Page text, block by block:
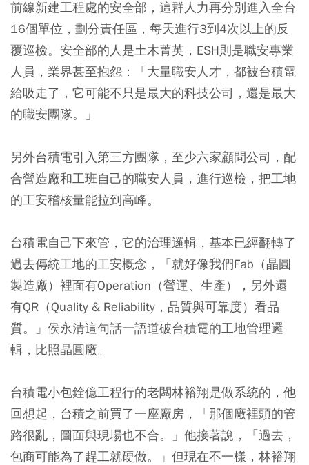
前線新建工程處的安全部，這群人力再分別進入全台
16個單位，劃分責任區，每天進行3到4次以上的反
覆巡檢。安全部的人是土木菁英，ESH則是職安專業
人員，業界甚至抱怨：「大量職安人才，都被台積電
給吸走了，它可能不只是最大的科技公司，還是最大
的職安團隊。」
另外台積電引入第三方團隊，至少六家顧問公司，配
合營造廠和工班自己的職安人員，進行巡檢，把工地
的工安稽核量能拉到高峰。
台積電自己下來管，它的治理邏輯，基本已經翻轉了
過去傳統工地的工安概念，「就好像我們Fab（晶圓
製造廠）裡面有Operation（營運、生產），另外還
有QR（Quality & Reliability，品質與可靠度）看品
質。」侯永清這句話一語道破台積電的工地管理邏
輯，比照晶圓廠。
台積電小包銓億工程行的老闆林裕翔是做系統的，他
回想起，台積之前買了一座廠房，「那個廠裡頭的管
路很亂，圖面與現場也不合。」他接著說，「過去，
包商可能為了趕工就硬做。」但現在不一樣，林裕翔